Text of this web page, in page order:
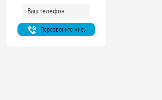
Перезвоните мне.